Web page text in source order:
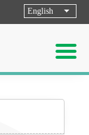
English List